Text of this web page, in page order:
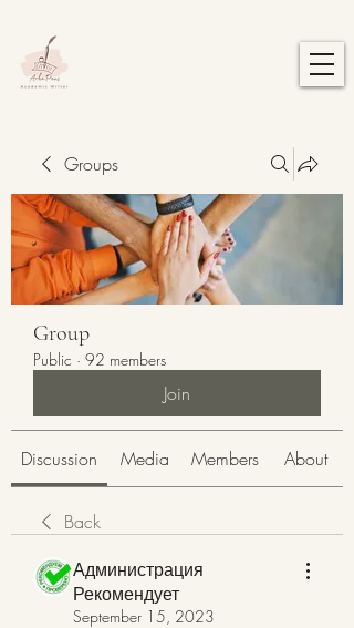
Groups
Group
Public · 92 members
Join
Discussion Media Members About
Back
Администрация
Рекомендует
September 15, 2023